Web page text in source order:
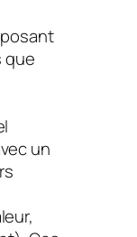
que
un